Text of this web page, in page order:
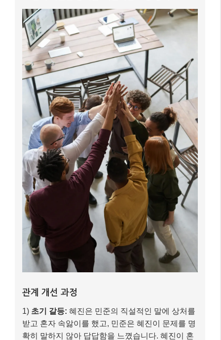
관계 개선 과정
1) 초기 갈등: 혜진은 민준의 직설적인 말에 상처를
받고 혼자 속앓이를 했고, 민준은 혜진이 문제를 명
확히 말하지 않아 답답함을 느꼈습니다. 혜진이 혼
자 있으려 할 때 민준은 ‘문제를 해결하지 않으려는
회피’로 오해했습니다.
2)MBTI 이해 후 변화:
서로의 MBTI 유형을 깊이 이
해한 후, 혜진은 민준의 직설적인 표현이 ‘악의’가
아닌 ‘효율적인 문제 해결’을 위한 방식임을 이해하
게 되었습니다. 민준은 혜진이 감정적으로 지지받
는 것을 중요하게 생각하며, 혼자만의 시간이 필요
하다는 것을 알게 되었습니다.
최종 결과